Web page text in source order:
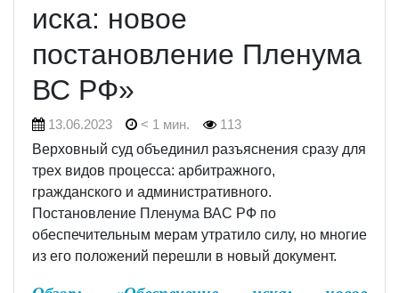
иска: новое
постановление Пленума
ВС РФ»
13.06.2023 < 1 мин.
113
Верховный суд объединил разъяснения сразу для
трех видов процесса: арбитражного,
гражданского и административного.
Постановление Пленума ВАС РФ по
обеспечительным мерам утратило силу, но многие
из его положений перешли в новый документ.